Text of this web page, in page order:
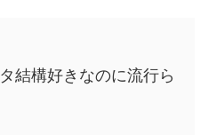
結構好きなのに流行ら